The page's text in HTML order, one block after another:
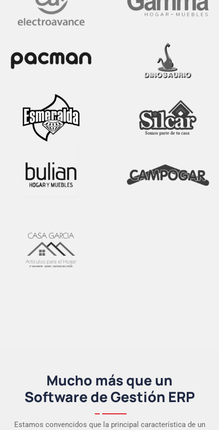
Mucho más que un
Software de Gestión ERP
Estamos convencidos que la principal característica de un